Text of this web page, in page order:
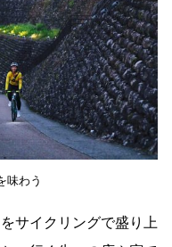
味わう
サイクリングで盛り上